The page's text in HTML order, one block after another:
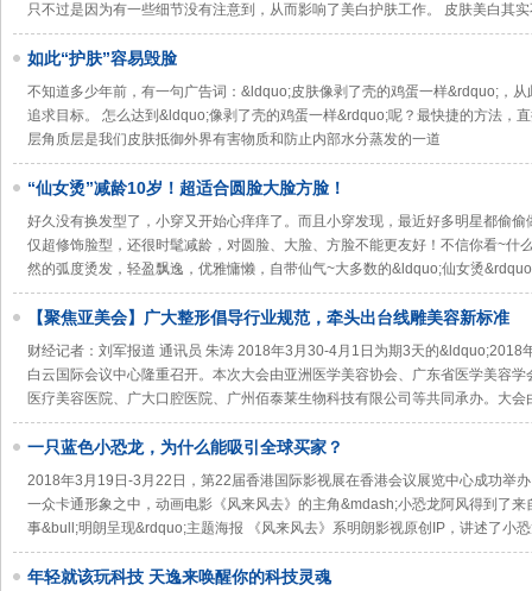
只不过是因为有一些细节没有注意到，从而影响了美白护肤工作。 皮肤美白其
如此“护肤”容易毁脸
不知道多少年前，有一句广告词：&ldquo;皮肤像剥了壳的鸡蛋一样&rdquo;，
追求目标。 怎么达到&ldquo;像剥了壳的鸡蛋一样&rdquo;呢？最快捷的方法，
层角质层是我们皮肤抵御外界有害物质和防止内部水分蒸发的一道
“仙女烫”减龄10岁！超适合圆脸大脸方脸！
好久没有换发型了，小穿又开始心痒痒了。而且小穿发现，最近好多明星都偷
仅超修饰脸型，还很时髦减龄，对圆脸、大脸、方脸不能更友好！不信你看~什
然的弧度烫发，轻盈飘逸，优雅慵懒，自带仙气~大多数的&ldquo;仙女烫
【聚焦亚美会】广大整形倡导行业规范，牵头出台线雕美容新标准
财经记者：刘军报道 通讯员 朱涛 2018年3月30-4月1日为期3天的&ldquo;2018
白云国际会议中心隆重召开。本次大会由亚洲医学美容协会、广东省医学美容
医疗美容医院、广大口腔医院、广州佰泰莱生物科技有限公司等共同承办。大会
一只蓝色小恐龙，为什么能吸引全球买家？
2018年3月19日-3月22日，第22届香港国际影视展在香港会议展览中心成功举
一众卡通形象之中，动画电影《风来风去》的主角&mdash;小恐龙阿风得到了
事&bull;明朗呈现&rdquo;主题海报 《风来风去》系明朗影视原创IP，讲述了小
年轻就该玩科技 天逸来唤醒你的科技灵魂